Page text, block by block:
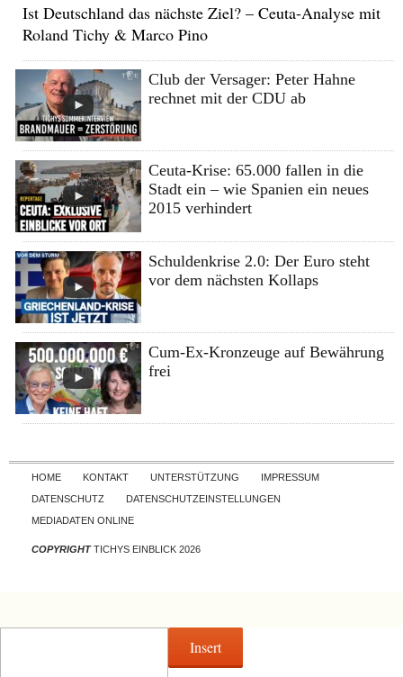
Ist Deutschland das nächste Ziel? – Ceuta-Analyse mit
Roland Tichy & Marco Pino
Club der Versager: Peter Hahne
rechnet mit der CDU ab
Ceuta-Krise: 65.000 fallen in die
Stadt ein – wie Spanien ein neues
2015 verhindert
Schuldenkrise 2.0: Der Euro steht
vor dem nächsten Kollaps
Cum-Ex-Kronzeuge auf Bewährung
frei
Skip to content
HOME KONTAKT UNTERSTÜTZUNG
IMPRESSUM
DATENSCHUTZ
DATENSCHUTZEINSTELLUNGEN
MEDIADATEN ONLINE
COPYRIGHTTICHYS EINBLICK 2026
Insert